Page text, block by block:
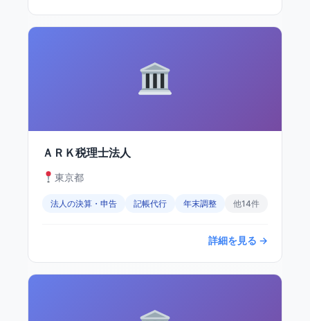
ＡＲＫ税理士法人
東京都
法人の決算・申告 記帳代行 年末調整 他14件
詳細を見る →